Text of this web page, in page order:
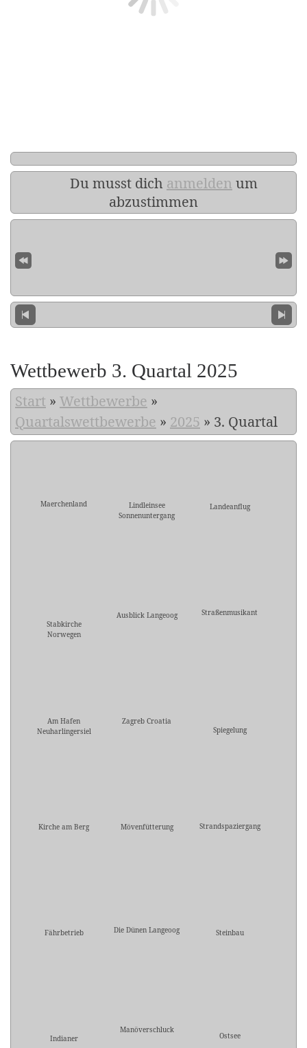
Du musst dich anmelden um
abzustimmen
Wettbewerb 3. Quartal 2025
Start » Wettbewerbe »
Quartalswettbewerbe » 2025 » 3. Quartal
Maerchenland
Lindleinsee
Sonnenuntergang
Landeanflug
Stabkirche
Norwegen
Ausblick Langeoog Straßenmusikant
Am Hafen
Neuharlingersiel
Zagreb Croatia
Spiegelung
Kirche am Berg Mövenfütterung Strandspaziergang
Fährbetrieb Die Dünen Langeoog Steinbau
Indianer
Manöverschluck
Ostsee